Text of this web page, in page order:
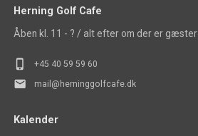
Herning Golf Cafe
Åben kl. 11 - ? / alt efter om der er gæster
phone_iphone +45 40 59 59 60
mail mail@herninggolfcafe.dk
Kalender